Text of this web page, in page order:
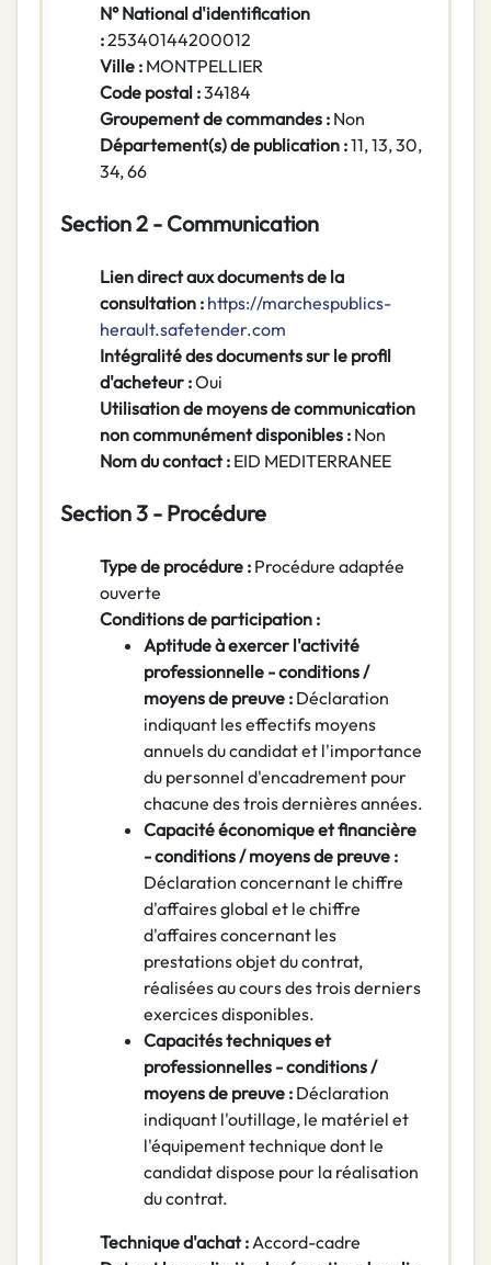
N° National d'identification
:25340144200012
Ville : MONTPELLIER
Code postal :34184
Groupement de commandes : Non
Département(s) de publication :11, 13, 30,
34, 66
Section 2 - Communication
Lien direct aux documents de la
consultation : https://marchespublics-
herault.safetender.com
Intégralité des documents sur le profil
d'acheteur :Oui
Utilisation de moyens de communication
non communément disponibles : Non
Nom du contact : EID MEDITERRANEE
Section 3 - Procédure
Type de procédure : Procédure adaptée
ouverte
Conditions de participation :
Aptitude à exercer l'activité
professionnelle - conditions /
moyens de preuve : Déclaration
indiquant les effectifs moyens
annuels du candidat et l'importance
du personnel d'encadrement pour
chacune des trois dernières années.
Capacité économique et financière
- conditions / moyens de preuve :
Déclaration concernant le chiffre
d'affaires global et le chiffre
d'affaires concernant les
prestations objet du contrat,
réalisées au cours des trois derniers
exercices disponibles.
Capacités techniques et
professionnelles - conditions /
moyens de preuve : Déclaration
indiquant l'outillage, le matériel et
l'équipement technique dont le
candidat dispose pour la réalisation
du contrat.
Technique d'achat :Accord-cadre